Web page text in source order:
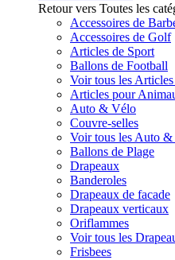
Retour vers Toutes les
Accessoires de
Accessoires de Golf
Articles de Sport
Ballons de Football
Voir tous les
Articles pour
Auto & Vélo
Couvre-selles
Voir tous les Auto
Ballons de Plage
Drapeaux
Banderoles
Drapeaux de facade
Drapeaux verticaux
Oriflammes
Voir tous les
Frisbees